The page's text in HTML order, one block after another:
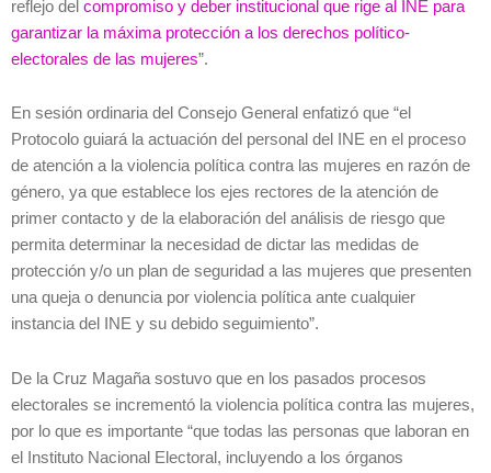
reflejo del compromiso y deber institucional que rige al INE para
garantizar la máxima protección a los derechos político-
electorales de las mujeres”.
En sesión ordinaria del Consejo General enfatizó que “el
Protocolo guiará la actuación del personal del INE en el proceso
de atención a la violencia política contra las mujeres en razón de
género, ya que establece los ejes rectores de la atención de
primer contacto y de la elaboración del análisis de riesgo que
permita determinar la necesidad de dictar las medidas de
protección y/o un plan de seguridad a las mujeres que presenten
una queja o denuncia por violencia política ante cualquier
instancia del INE y su debido seguimiento”.
De la Cruz Magaña sostuvo que en los pasados procesos
electorales se incrementó la violencia política contra las mujeres,
por lo que es importante “que todas las personas que laboran en
el Instituto Nacional Electoral, incluyendo a los órganos